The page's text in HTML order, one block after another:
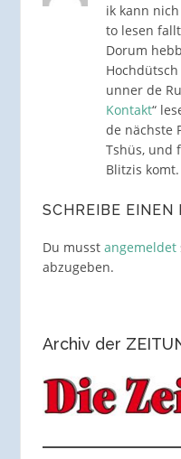
ik kann
to lesen
Dorum
unner de
Kontakt“
de nächste
Tshüs, und
Blitzis komt.
SCHREIBE EINEN
Du musst angemeldet
abzugeben.
Archiv der